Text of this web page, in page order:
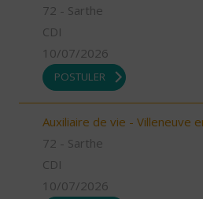
72 - Sarthe
CDI
10/07/2026
POSTULER
Auxiliaire de vie - Villeneuve
72 - Sarthe
CDI
10/07/2026